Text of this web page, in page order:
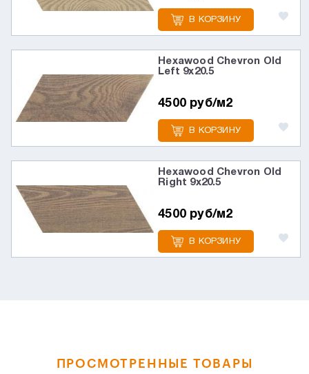
В КОРЗИНУ
Hexawood Chevron Old
Left 9х20.5
4500 руб/м2
В КОРЗИНУ
Hexawood Chevron Old
Right 9х20.5
4500 руб/м2
В КОРЗИНУ
ПРОСМОТРЕННЫЕ ТОВАРЫ